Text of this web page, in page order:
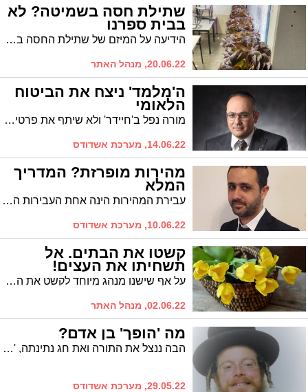
שתילת חסה בשמיטה? לא
בבית ספרנו
הידיעה על המיזם של שתילת החסה בבית הספר אינה מוצאת חן בעיניו של הקורא א' לבל שטוען: אין לדווח על מיזמים אלו בשנה זו
20.06.22, מנהל האתר
ה'מלמד' ניצח את הביטוח
הלאומי
מורה נפל ב'חיידר' ולא שיתף את פרטי המקרה. לאחר הערעור הוחזרו אחוזי הנכות על פציעה משמעותית בכתף
14.06.22, מערכת אשדודס
מהירות מופרזת? המדריך
המלא
עבירת המהירות הינה אחת העבירות הנאכפות ביותר, הן בשל שכיחותה והן בשל המסוכנות שבה והעובדה כי היא אחד הגורמים העיקריים לתאונות דרכים
10.06.22, מערכת אשדודס
קשטו את הבתים. אל
תשחיתו את העצים!
על אף שישנו מנהג מיוחד לקשט את הבתים ואת בתי הכנסת בענפים ובפרחים, אך חשוב שלא להשחית את העצים שעוד קיימים במרחב הציבורי
02.06.22, מנהל האתר
מה 'הופך' בן אדם?
הבה ננצל את התורה ואת חג נתינתה, 'להפוך' אכן לבריה חדשה, ליהודי יותר איכותי, יותר מרומם! המשפיע הרה"ג שניאור זלמן לוריא שליט"א עם ממתק לקראת שבועות
29.05.22, מערכת אשדודס